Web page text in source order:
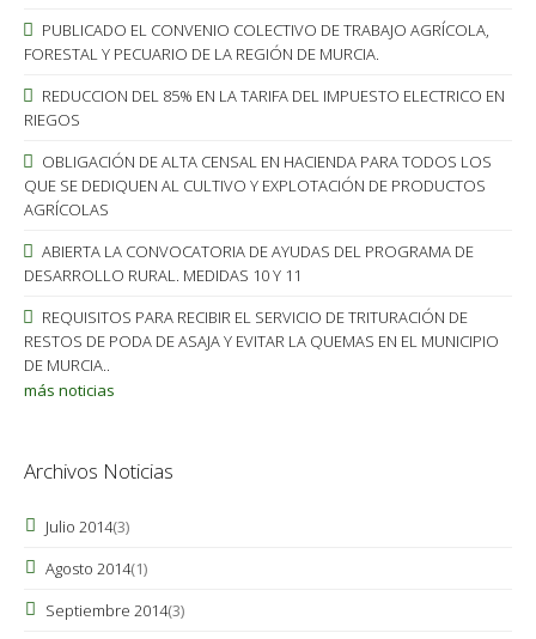
PUBLICADO EL CONVENIO COLECTIVO DE TRABAJO AGRÍCOLA,
FORESTAL Y PECUARIO DE LA REGIÓN DE MURCIA.
REDUCCION DEL 85% EN LA TARIFA DEL IMPUESTO ELECTRICO EN
RIEGOS
OBLIGACIÓN DE ALTA CENSAL EN HACIENDA PARA TODOS LOS
QUE SE DEDIQUEN AL CULTIVO Y EXPLOTACIÓN DE PRODUCTOS
AGRÍCOLAS
ABIERTA LA CONVOCATORIA DE AYUDAS DEL PROGRAMA DE
DESARROLLO RURAL. MEDIDAS 10 Y 11
REQUISITOS PARA RECIBIR EL SERVICIO DE TRITURACIÓN DE
RESTOS DE PODA DE ASAJA Y EVITAR LA QUEMAS EN EL MUNICIPIO
DE MURCIA..
más noticias
Archivos Noticias
Julio 2014(3)
Agosto 2014(1)
Septiembre 2014(3)